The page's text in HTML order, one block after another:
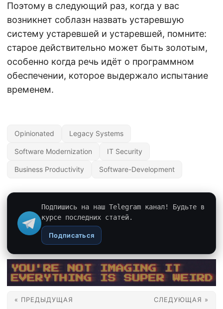
Поэтому в следующий раз, когда у вас
возникнет соблазн назвать устаревшую
систему устаревшей и устаревшей, помните:
старое действительно может быть золотым,
особенно когда речь идёт о программном
обеспечении, которое выдержало испытание
временем.
Opinionated Legacy Systems
Software Modernization IT Security
Business Productivity Software-Development
Подпишись на наш Telegram канал! Будьте в
курсе последних статей.
Подписаться
« ПРЕДЫДУЩАЯ СЛЕДУЮЩАЯ »